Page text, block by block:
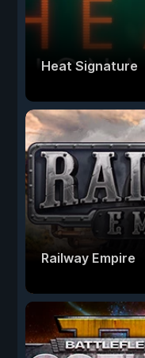
Heat Signature
Railway Empire